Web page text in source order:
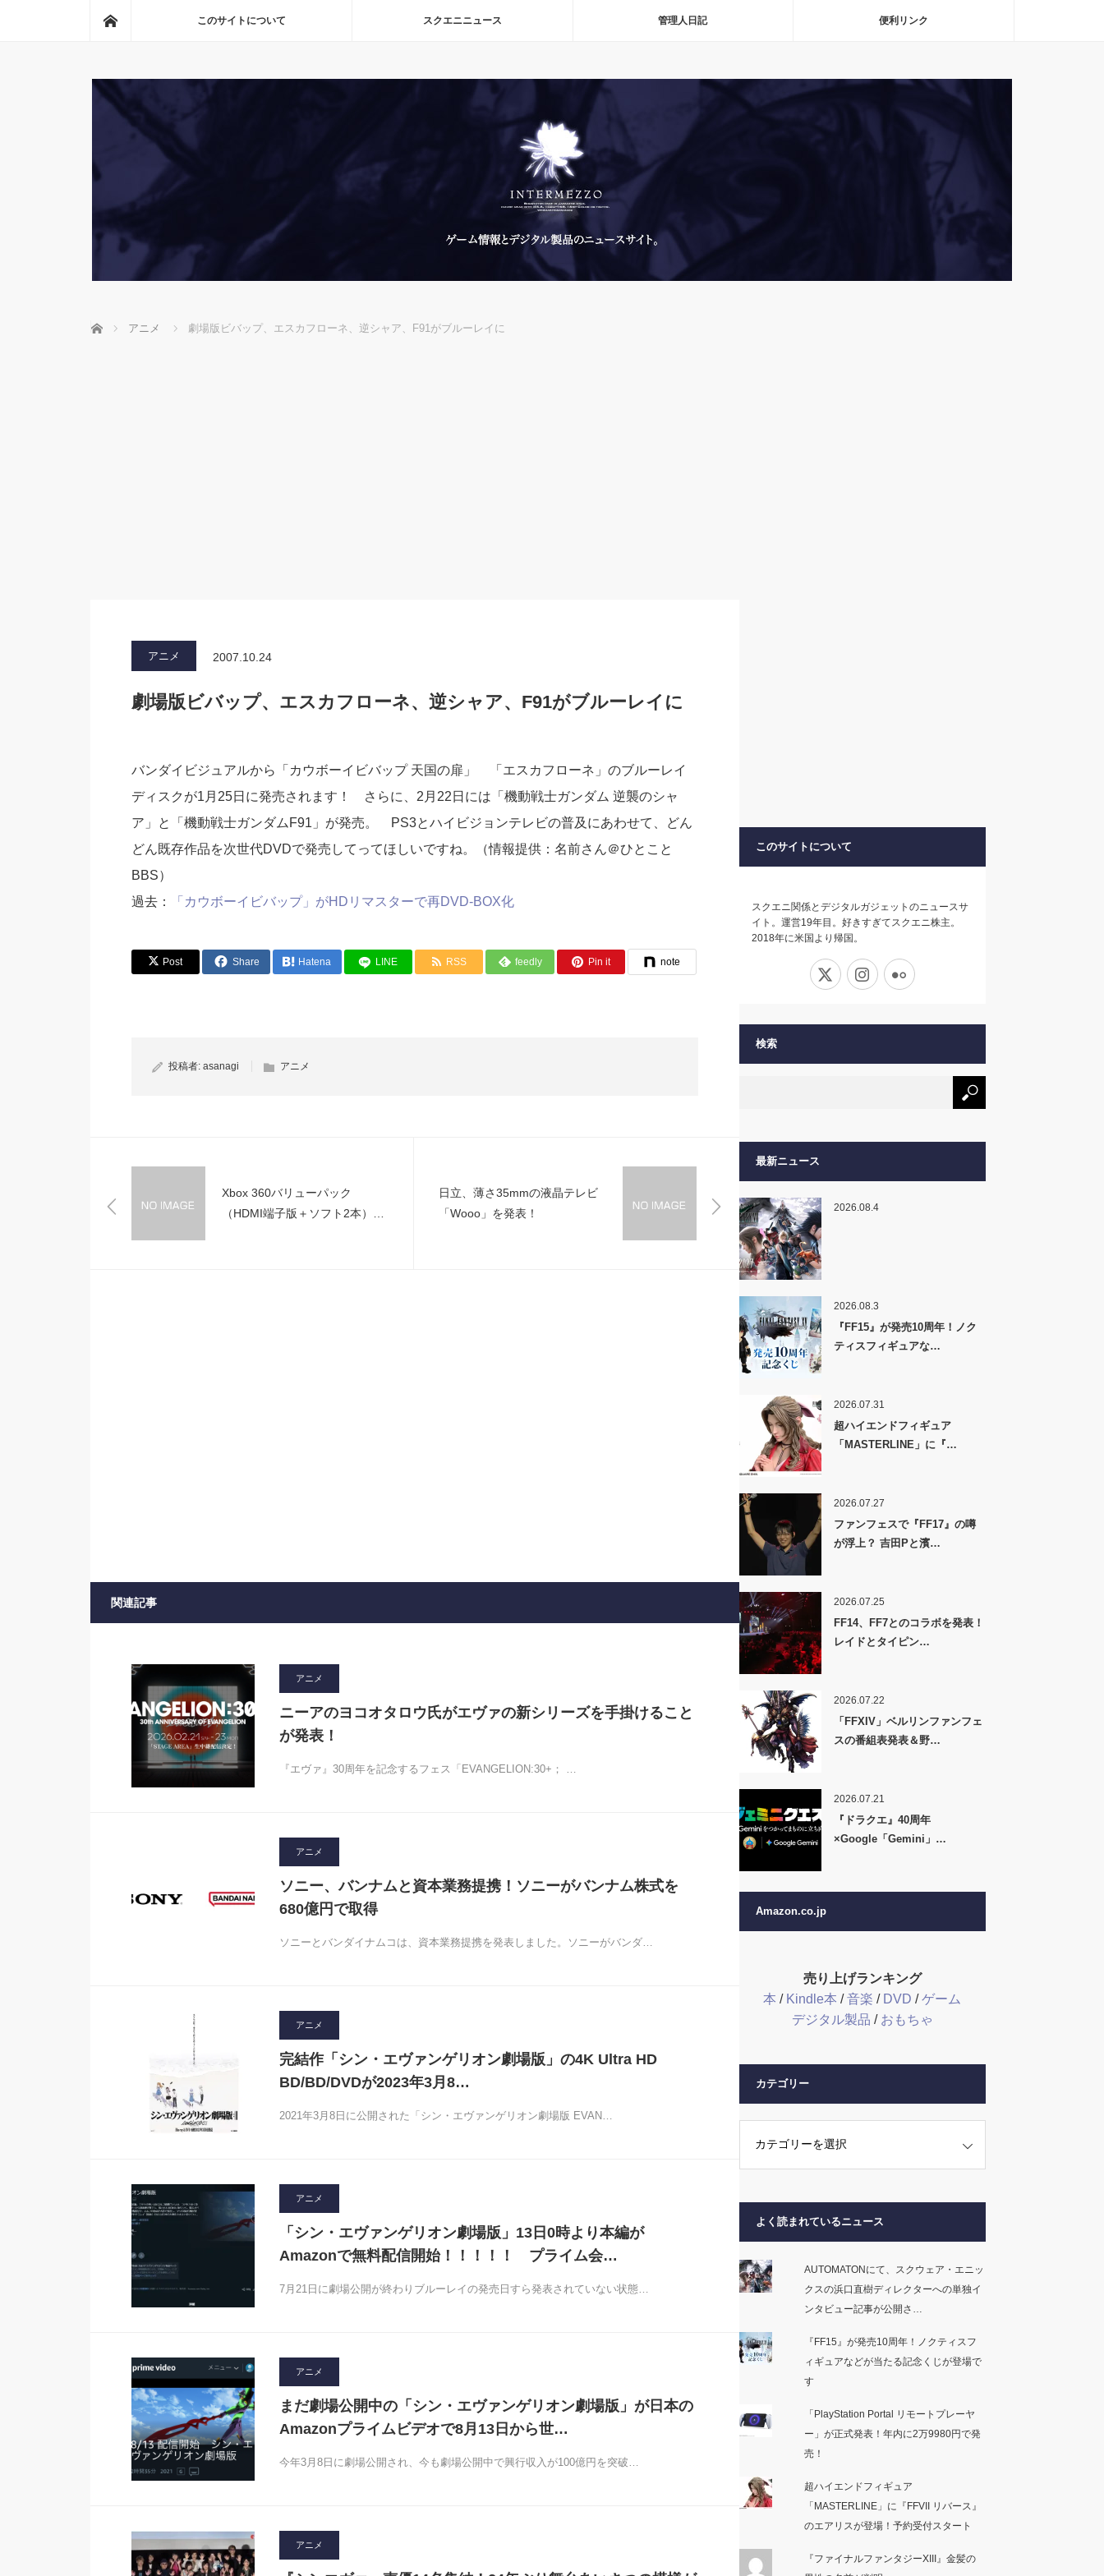
このサイトについて スクエニニュース 管理人日記 便利リンク
ホーム アニメ 劇場版ビバップ、エスカフローネ、逆シャア、F91がブルーレイに
アニメ 2007.10.24
劇場版ビバップ、エスカフローネ、逆シャア、F91がブルーレイに
バンダイビジュアルから「カウボーイビバップ 天国の扉」 「エスカフローネ」のブルーレイ
ディスクが1月25日に発売されます！ さらに、2月22日には「機動戦士ガンダム 逆襲のシャ
ア」と「機動戦士ガンダムF91」が発売。 PS3とハイビジョンテレビの普及にあわせて、どん
どん既存作品を次世代DVDで発売してってほしいですね。（情報提供：名前さん＠ひとこと
BBS）
過去：
「カウボーイビバップ」がHDリマスターで再DVD-BOX化
Post Share Hatena LINE RSS feedly Pin it note
投稿者: asanagi アニメ
Xbox 360バリューパック
（HDMI端子版＋ソフト2本）
日立、薄さ35mmの液晶テレビ
「Wooo」を発表！
関連記事
アニメ
ニーアのヨコオタロウ氏がエヴァの新シリーズを手掛けること
が発表！
『エヴァ』30周年を記念するフェス「EVANGELION:30+； …
アニメ
ソニー、バンナムと資本業務提携！ソニーがバンナム株式を
680億円で取得
ソニーとバンダイナムコは、資本業務提携を発表しました。ソニーがバンダ…
アニメ
完結作「シン・エヴァンゲリオン劇場版」の4K Ultra HD
BD/BD/DVDが2023年3月8…
2021年3月8日に公開された「シン・エヴァンゲリオン劇場版 EVAN…
アニメ
「シン・エヴァンゲリオン劇場版」13日0時より本編が
Amazonで無料配信開始！！！！！ プライム会…
7月21日に劇場公開が終わりブルーレイの発売日すら発表されていない状態…
アニメ
まだ劇場公開中の「シン・エヴァンゲリオン劇場版」が日本の
Amazonプライムビデオで8月13日から世…
今年3月8日に劇場公開され、今も劇場公開中で興行収入が100億円を突破…
アニメ
このサイトについて
スクエニ関係とデジタルガジェットのニュースサ
イト。運営19年目。好きすぎてスクエニ株主。
2018年に米国より帰国。
Instagram
検索
最新ニュース
2026.08.4
2026.08.3
『FF15』が発売10周年！ノク
ティスフィギュアな…
2026.07.31
超ハイエンドフィギュア
「MASTERLINE」に『…
2026.07.27
ファンフェスで『FF17』の噂
が浮上？ 吉田Pと濱…
2026.07.25
FF14、FF7とのコラボを発表！
レイドとタイピン…
2026.07.22
「FFXIV」ベルリンファンフェ
スの番組表発表＆野…
2026.07.21
『ドラクエ』40周年
×Google「Gemini」…
Amazon.co.jp
売り上げランキング
本 / Kindle本 /音楽 / DVD /ゲーム
デジタル製品 / おもちゃ
カテゴリー
よく読まれているニュース
AUTOMATONにて、スクウェア・エニッ
クスの浜口直樹ディレクターへの単独イ
ンタビュー記事が公開さ…
『FF15』が発売10周年！ノクティスフ
ィギュアなどが当たる記念くじが登場で
す
「PlayStation Portal リモートプレーヤ
ー」が正式発表！年内に2万9980円で発
売！
超ハイエンドフィギュア
「MASTERLINE」に『FFVII リバース』
のエアリスが登場！予約受付スタート
『ファイナルファンタジーXIII』金髪の